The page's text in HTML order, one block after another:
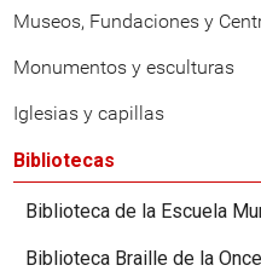
Museos, Fundaciones y
Monumentos y esculturas
Iglesias y capillas
Bibliotecas
Biblioteca de la Escuela
Biblioteca Braille de la Once